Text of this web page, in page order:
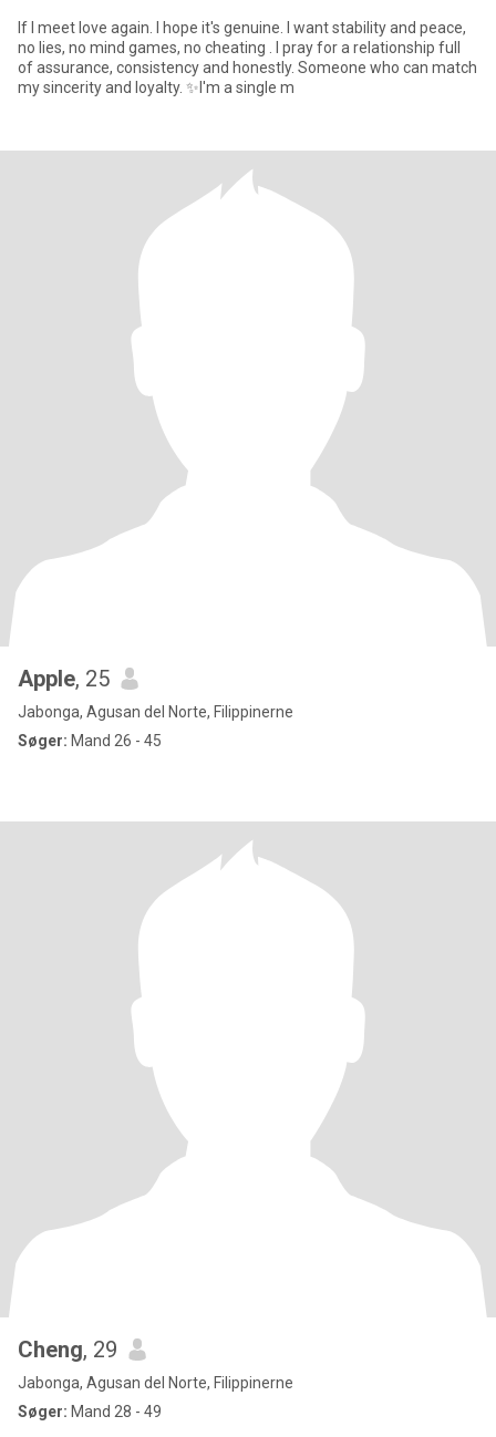
If I meet love again. I hope it's genuine. I want stability and peace,
no lies, no mind games, no cheating . I pray for a relationship full
of assurance, consistency and honestly. Someone who can match
my sincerity and loyalty. ✨I'm a single m
Apple, 25
Jabonga, Agusan del Norte, Filippinerne
Søger: Mand 26 - 45
Cheng, 29
Jabonga, Agusan del Norte, Filippinerne
Søger: Mand 28 - 49